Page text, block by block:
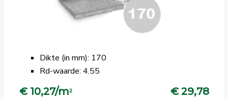
Dikte (in mm): 170
Rd-waarde: 4.55
€ 10,27/m2 € 29,78